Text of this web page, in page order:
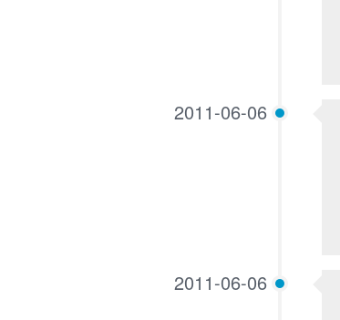
2011-06-06
2011-06-06